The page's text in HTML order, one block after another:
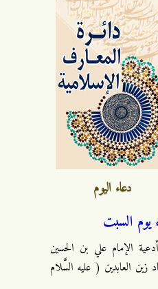
دعاء اليوم
يوم السبت
الإمام علي بن الحسين
زين العابدين ( عليه السَّلام